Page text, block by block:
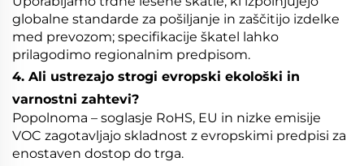
globalne standarde za pošiljanje in zaščitijo izdelke
med prevozom; specifikacije škatel lahko
prilagodimo regionalnim predpisom.
4. Ali ustrezajo strogi evropski ekološki in
varnostni zahtevi?
Popolnoma – soglasje RoHS, EU in nizke emisije
VOC zagotavljajo skladnost z evropskimi predpisi za
enostaven dostop do trga.